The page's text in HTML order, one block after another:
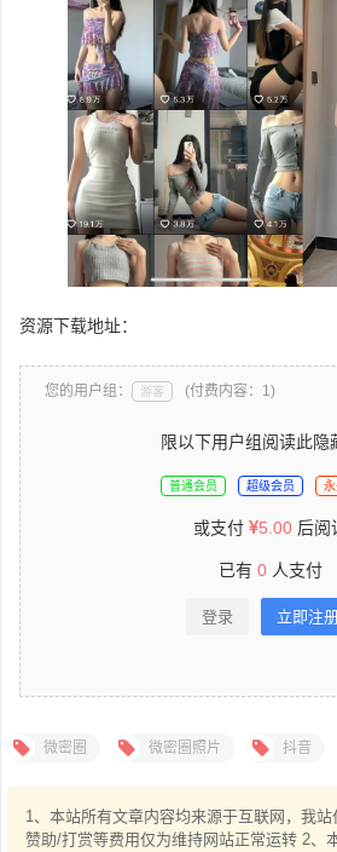
资源下载地址：
您的用户组： 游客 (付费内容：1)
限以下用户组阅读此隐
普通会员 超级会员
或支付 5.00 后阅
已有 0 人支付
登录 立即注
微密圈 微密圈照片 抖音
1、本站所有文章内容均来源于互联网，我
赞助/打赏等费用仅为维持网站正常运转 2、